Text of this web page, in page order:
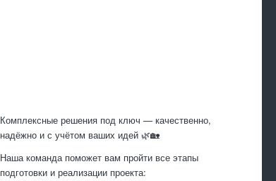
Комплексные решения под ключ — качественно,
надёжно и с учётом ваших идей 🌿🏡
Наша команда поможет вам пройти все этапы
подготовки и реализации проекта: